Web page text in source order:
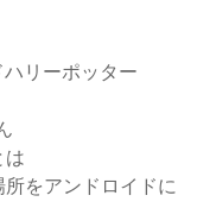
リーポッター
は
をアンドロイドに